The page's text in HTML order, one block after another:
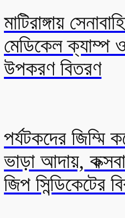
মাটিরাঙ্গায়
মেডিকেল ক্যাম্প ও
উপকরণ বিতরণ
পর্যটকদের জিম্মি
ভাড়া আদায়,
জিপ সিন্ডিকেটের